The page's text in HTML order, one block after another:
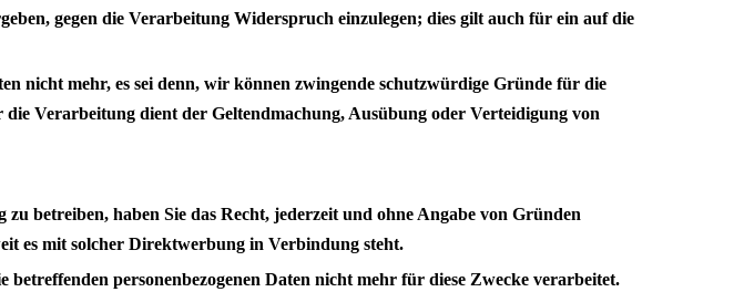
gegen die Verarbeitung Widerspruch einzulegen; dies gilt auch für ein auf die
nicht mehr, es sei denn, wir können zwingende schutzwürdige Gründe für die
Verarbeitung dient der Geltendmachung, Ausübung oder Verteidigung von
betreiben, haben Sie das Recht, jederzeit und ohne Angabe von Gründen
es mit solcher Direktwerbung in Verbindung steht.
personenbezogenen Daten nicht mehr für diese Zwecke verarbeitet.